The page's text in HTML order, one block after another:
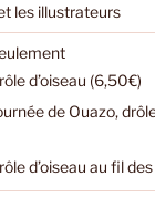
les illustrateurs
d’oiseau (6,50€)
de Ouazo,
d’oiseau au fil